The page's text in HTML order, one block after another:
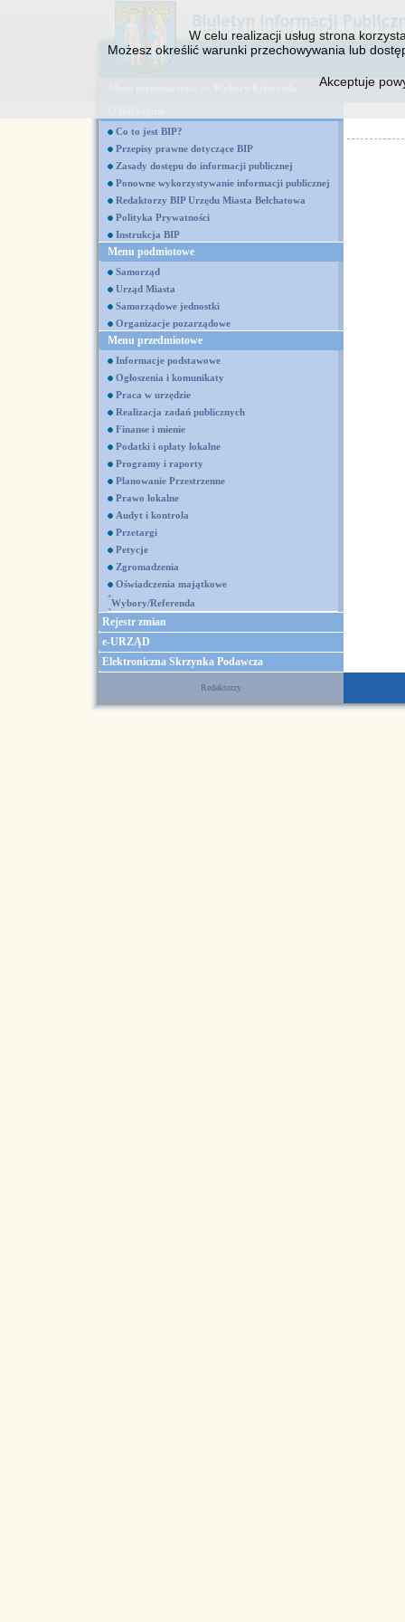
W celu realizacji usług strona
Możesz określić warunki przechowywania lub
Akceptuje
Co to jest BIP?
Przepisy prawne dotyczące BIP
Zasady dostępu do informacji publicznej
Ponowne wykorzystywanie informacji publicznej
Redaktorzy BIP Urzędu Miasta Bełchatowa
Polityka Prywatności
Instrukcja BIP
Menu podmiotowe
Samorząd
Urząd Miasta
Samorządowe jednostki
Organizacje pozarządowe
Menu przedmiotowe
Informacje podstawowe
Ogłoszenia i komunikaty
Praca w urzędzie
Realizacja zadań publicznych
Finanse i mienie
Podatki i opłaty lokalne
Programy i raporty
Planowanie Przestrzenne
Prawo lokalne
Audyt i kontrola
Przetargi
Petycje
Zgromadzenia
Oświadczenia majątkowe
Wybory/Referenda
Rejestr zmian
e-URZĄD
Elektroniczna Skrzynka Podawcza
Redaktorzy